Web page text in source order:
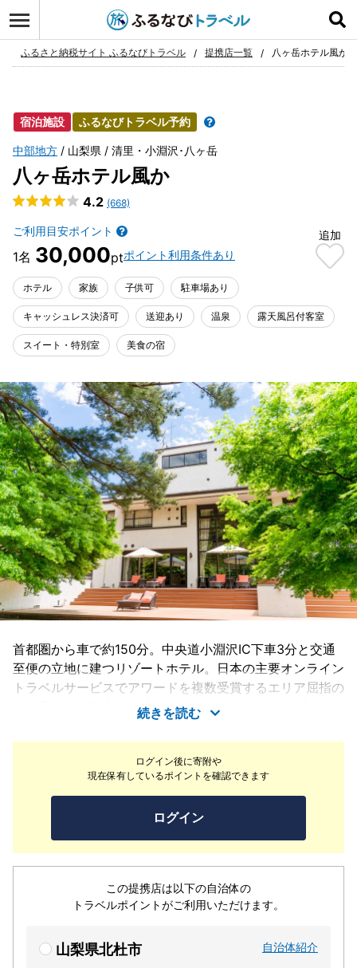
お気に入り
ふるさと納税サイト ふるなびトラベル 提携店一覧 八ヶ岳ホテル風か
宿泊施設 ふるなびトラベル予約
中部地方 山梨県 清里・小淵沢･八ヶ岳
八ヶ岳ホテル風か
4.2 (668)
ご利用目安ポイント
30,000 ポイント利用条件あり
追加
ホテル 家族 子供可 駐車場あり
キャッシュレス決済可 送迎あり 温泉 露天風呂付客室
スイート・特別室 美食の宿
ログイン後に寄附や
現在保有しているポイントを確認できます
ログイン
この提携店は以下の自治体の
トラベルポイントがご利用いただけます。
山梨県北杜市 自治体紹介
首都圏から車で約150分。中央道小淵沢IC下車3分と交通
至便の立地に建つリゾートホテル。日本の主要オンライン
トラベルサービスでアワードを複数受賞するエリア屈指の
人気宿です。日本では珍しいオールインクルーシブのホテ
ルでチェックイン時、夕食時、ナイトBARでプレミアムモ
ルツ、山梨県産ワイン、地元産の日本酒、焼酎、ウイスキ
ーなどがフリードリンク（一部銘柄は有料）で楽しめま
す。その他、お部屋には天然アロマの茶香炉、選べる色浴
衣、テラスで焼くウエルカムピザ、ヤギさん親子とのお散
歩体験、焚火で楽しむ焼きマシュマロなどなど、大人の方
からお子様まで楽しめる多くのおもてなしを追加料金を気
続きを読む